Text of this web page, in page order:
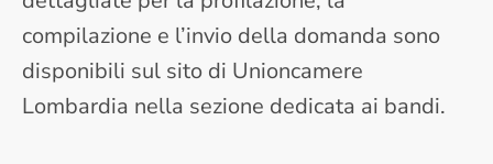
compilazione e l’invio della domanda sono
disponibili sul sito di Unioncamere
Lombardia nella sezione dedicata ai bandi.